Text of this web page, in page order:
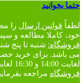
حتما بخوانید
لطفاً قوانین ارسال را
خود، کاملا مطالعه و
فروشگاه:
می باشد. برای خرید
لغایت 14:00 و 16:30 لغایت 21:00 با هماهنگی قبلی به
فروشگاه مراجعه